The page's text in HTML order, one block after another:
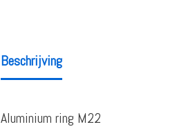
Beschrijving
Aluminium ring M22